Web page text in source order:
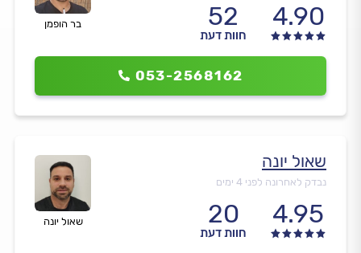
בר הופמן 4.90
52
חוות דעת
053-2568162
שאול יונה
שאול יונה
נבדק לאחרונה לפני 4 ימים
4.95
20
חוות דעת